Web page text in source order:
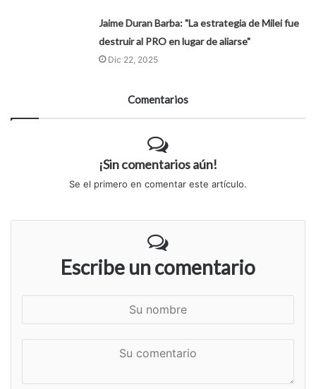
Jaime Duran Barba: "La estrategia de Milei fue
destruir al PRO en lugar de aliarse"
Dic 22, 2025
Comentarios
¡Sin comentarios aún!
Se el primero en comentar este artículo.
Escribe un comentario